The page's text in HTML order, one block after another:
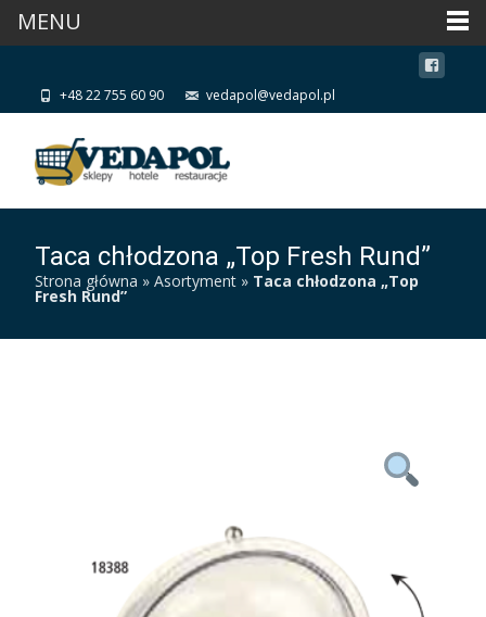
+48 22 755 60 90 vedapol@vedapol.pl
Taca chłodzona „Top Fresh Rund”
Strona główna » Asortyment » Taca chłodzona „Top
Fresh Rund”
MENU